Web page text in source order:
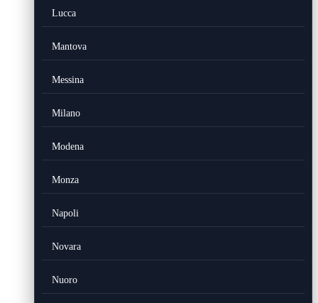
Lucca
Mantova
Messina
Milano
Modena
Monza
Napoli
Novara
Nuoro